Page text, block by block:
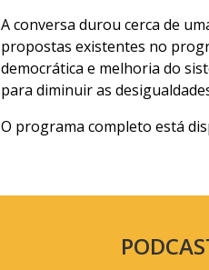
A conversa durou cerca de
propostas existentes no
democrática e melhoria do
para diminuir as
O programa completo está